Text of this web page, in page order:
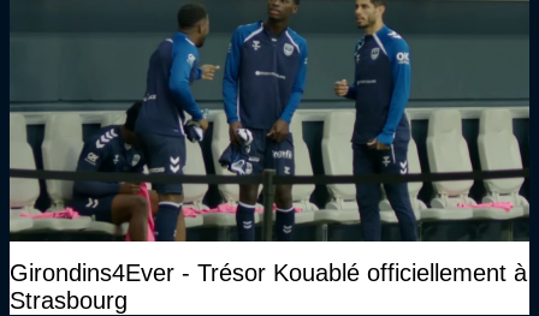
Girondins4Ever - Trésor Kouablé officiellement à
Strasbourg